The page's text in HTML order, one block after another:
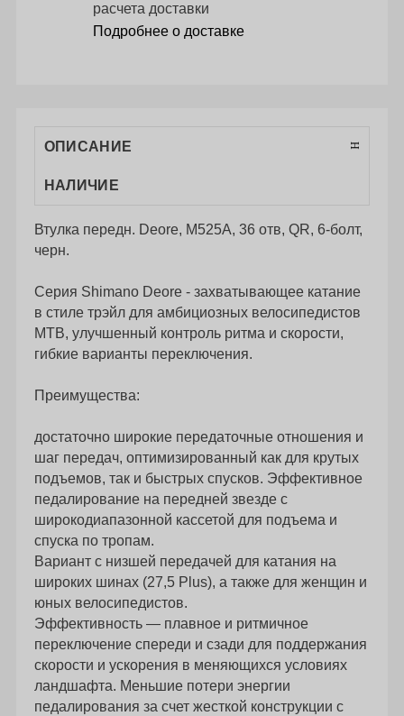
расчета доставки
Подробнее о доставке
ОПИСАНИЕ
НАЛИЧИЕ
Втулка передн. Deore, M525A, 36 отв, QR, 6-болт,
черн.
Серия Shimano Deore - захватывающее катание
в стиле трэйл для амбициозных велосипедистов
MTB, улучшенный контроль ритма и скорости,
гибкие варианты переключения.
Преимущества:
достаточно широкие передаточные отношения и
шаг передач, оптимизированный как для крутых
подъемов, так и быстрых спусков. Эффективное
педалирование на передней звезде с
широкодиапазонной кассетой для подъема и
спуска по тропам.
Вариант с низшей передачей для катания на
широких шинах (27,5 Plus), а также для женщин и
юных велосипедистов.
Эффективность — плавное и ритмичное
переключение спереди и сзади для поддержания
скорости и ускорения в меняющихся условиях
ландшафта. Меньшие потери энергии
педалирования за счет жесткой конструкции с